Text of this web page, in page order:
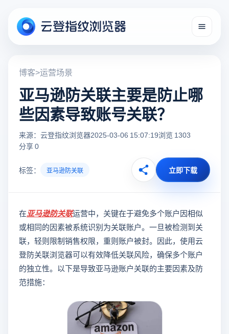
博客>运营场景
亚马逊防关联主要是防止哪
些因素导致账号关联？
来源：云登指纹浏览器2025-03-06 15:07:19浏览 1303
分享 0
标签： 亚马逊防关联 立即下载
在亚马逊防关联运营中，关键在于避免多个账户因相似
或相同的因素被系统识别为关联账户。一旦被检测到关
联，轻则限制销售权限，重则账户被封。因此，使用云
登防关联浏览器可以有效降低关联风险，确保多个账户
的独立性。以下是导致亚马逊账户关联的主要因素及防
范措施：